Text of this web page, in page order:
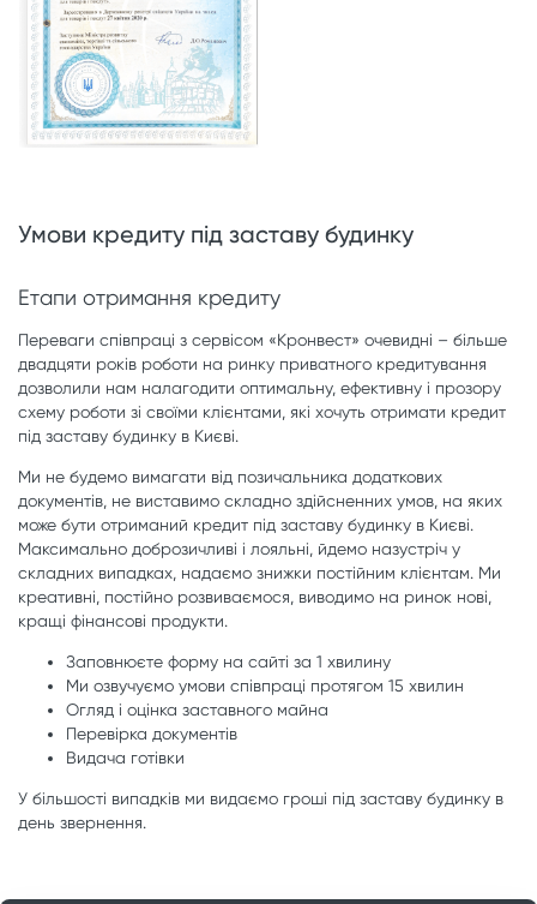
Умови кредиту під заставу будинку
Етапи отримання кредиту
Переваги співпраці з сервісом «Кронвест» очевидні – більше
двадцяти років роботи на ринку приватного кредитування
дозволили нам налагодити оптимальну, ефективну і прозору
схему роботи зі своїми клієнтами, які хочуть отримати кредит
під заставу будинку в Києві.
Ми не будемо вимагати від позичальника додаткових
документів, не виставимо складно здійсненних умов, на яких
може бути отриманий кредит під заставу будинку в Києві.
Максимально доброзичливі і лояльні, йдемо назустріч у
складних випадках, надаємо знижки постійним клієнтам. Ми
креативні, постійно розвиваємося, виводимо на ринок нові,
кращі фінансові продукти.
Заповнюєте форму на сайті за 1 хвилину
Ми озвучуємо умови співпраці протягом 15 хвилин
Огляд і оцінка заставного майна
Перевірка документів
Видача готівки
У більшості випадків ми видаємо гроші під заставу будинку в
день звернення.